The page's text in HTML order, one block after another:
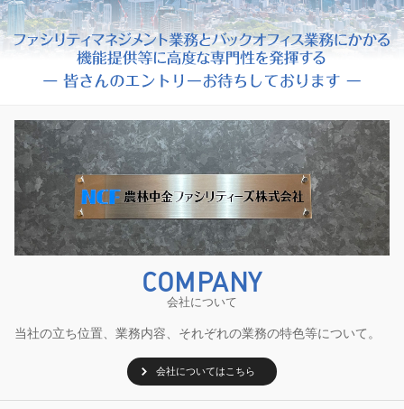
COMPANY
会社について
当社の立ち位置、業務内容、それぞれの業務の特色等について。
会社についてはこちら